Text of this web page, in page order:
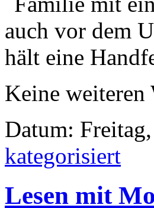
Keine
Datum:
kategorisiert
Lesen mit